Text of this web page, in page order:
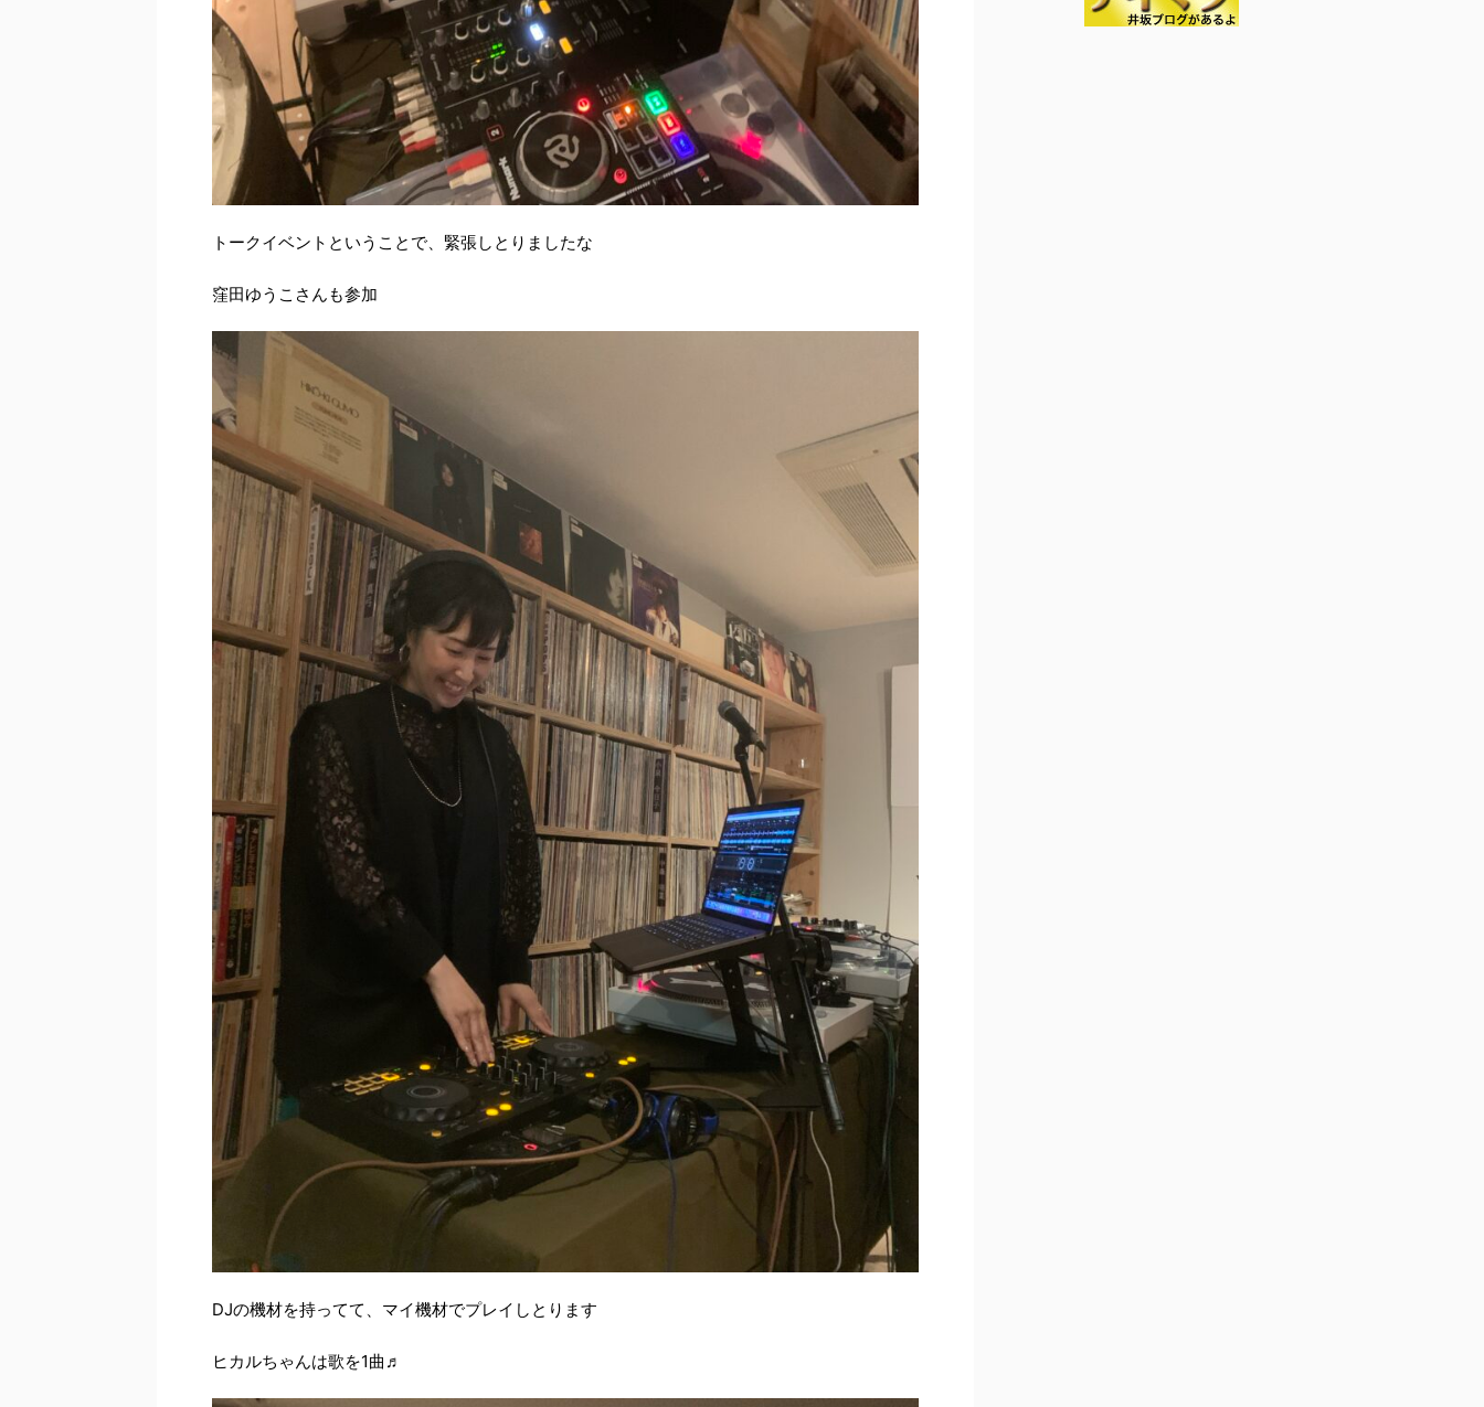
トークイベントということで、緊張しとりましたな
窪田ゆうこさんも参加
DJの機材を持ってて、マイ機材でプレイしとります
ヒカルちゃんは歌を1曲♬